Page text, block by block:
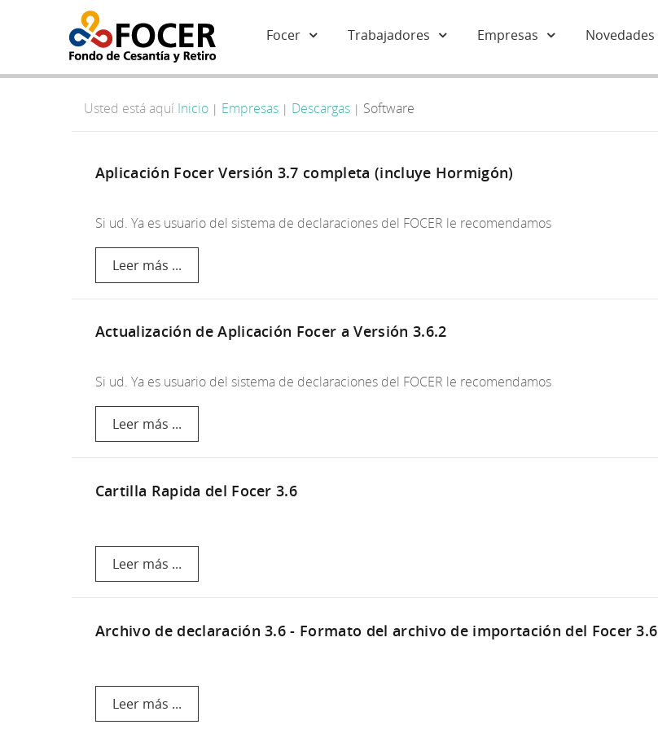
Focer Trabajadores Empresas Novedades
Usted está aquí Inicio | Empresas | Descargas | Software
Aplicación Focer Versión 3.7 completa (incluye Hormigón)
Si ud. Ya es usuario del sistema de declaraciones del FOCER le recomendamos
Leer más ...
Actualización de Aplicación Focer a Versión 3.6.2
Si ud. Ya es usuario del sistema de declaraciones del FOCER le recomendamos
Leer más ...
Cartilla Rapida del Focer 3.6
Leer más ...
Archivo de declaración 3.6 - Formato del archivo de importación del Focer 3.6
Leer más ...